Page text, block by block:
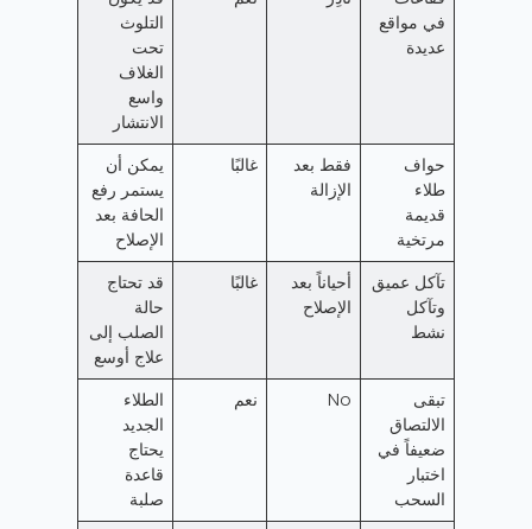
في مواقع
عديدة
التلوث
تحت
الغلاف
واسع
الانتشار
حواف
طلاء
قديمة
مرتخية
فقط بعد
الإزالة
غالبًا
يمكن أن
يستمر رفع
الحافة بعد
الإصلاح
تآكل عميق
وتآكل
نشط
أحياناً بعد
الإصلاح
غالبًا
قد تحتاج
حالة
الصلب إلى
علاج أوسع
تبقى
الالتصاق
ضعيفاً في
اختبار
السحب
No نعم
الطلاء
الجديد
يحتاج
قاعدة
صلبة